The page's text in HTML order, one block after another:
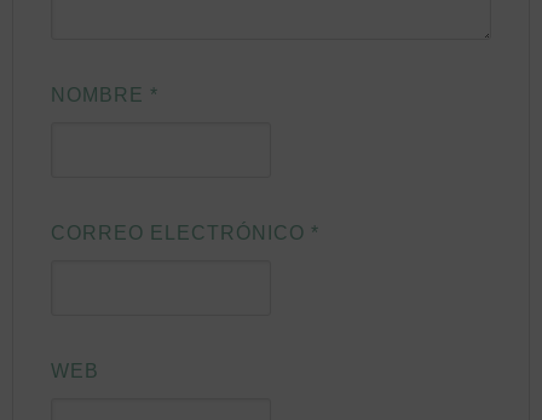
NOMBRE *
CORREO ELECTRÓNICO *
WEB